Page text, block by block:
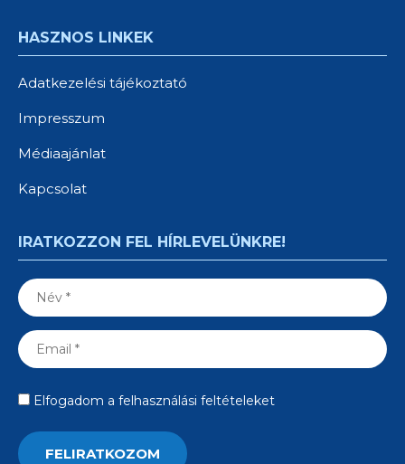
HASZNOS LINKEK
Adatkezelési tájékoztató
Impresszum
Médiaajánlat
Kapcsolat
IRATKOZZON FEL HÍRLEVELÜNKRE!
Elfogadom a felhasználási feltételeket